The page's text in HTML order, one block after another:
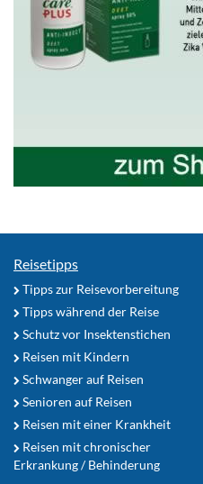
Reisetipps
Tipps zur Reisevorbereitung
Tipps während der Reise
Schutz vor Insektenstichen
Reisen mit Kindern
Schwanger auf Reisen
Senioren auf Reisen
Reisen mit einer Krankheit
Reisen mit chronischer
Erkrankung / Behinderung